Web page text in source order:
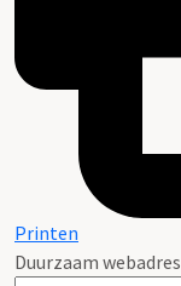
Printen
Duurzaam webadres